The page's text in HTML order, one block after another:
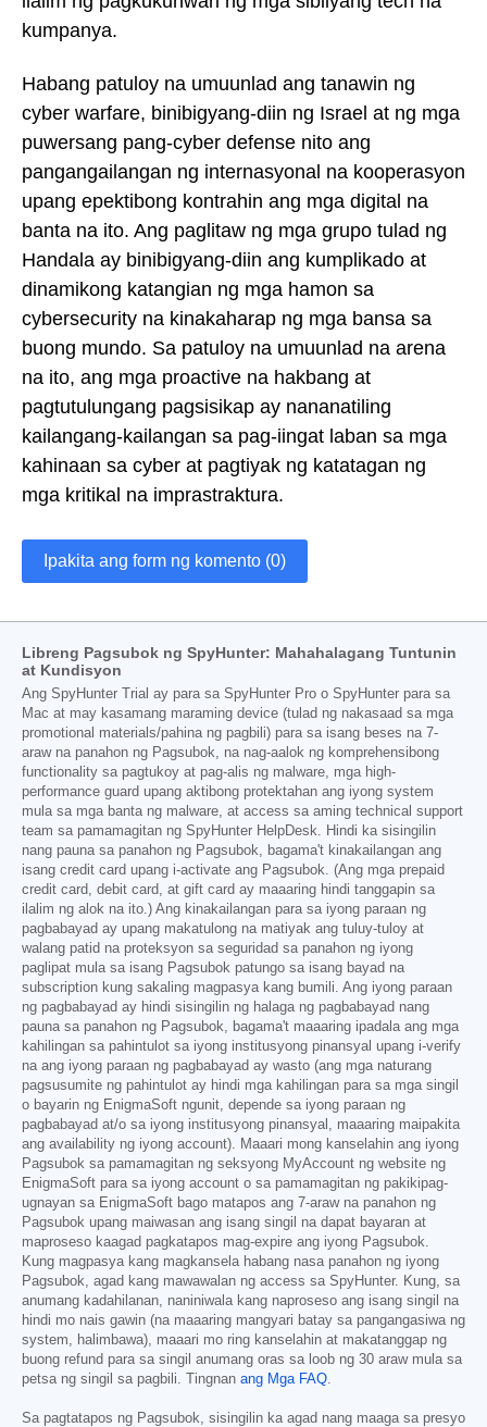
kumpanya.
Habang patuloy na umuunlad ang tanawin ng
cyber warfare, binibigyang-diin ng Israel at ng mga
puwersang pang-cyber defense nito ang
pangangailangan ng internasyonal na kooperasyon
upang epektibong kontrahin ang mga digital na
banta na ito. Ang paglitaw ng mga grupo tulad ng
Handala ay binibigyang-diin ang kumplikado at
dinamikong katangian ng mga hamon sa
cybersecurity na kinakaharap ng mga bansa sa
buong mundo. Sa patuloy na umuunlad na arena
na ito, ang mga proactive na hakbang at
pagtutulungang pagsisikap ay nananatiling
kailangang-kailangan sa pag-iingat laban sa mga
kahinaan sa cyber at pagtiyak ng katatagan ng
mga kritikal na imprastraktura.
Ipakita ang form ng komento (0)
Libreng Pagsubok ng SpyHunter: Mahahalagang Tuntunin
at Kundisyon
Ang SpyHunter Trial ay para sa SpyHunter Pro o SpyHunter para sa
Mac at may kasamang maraming device (tulad ng nakasaad sa mga
promotional materials/pahina ng pagbili) para sa isang beses na 7-
araw na panahon ng Pagsubok, na nag-aalok ng komprehensibong
functionality sa pagtukoy at pag-alis ng malware, mga high-
performance guard upang aktibong protektahan ang iyong system
mula sa mga banta ng malware, at access sa aming technical support
team sa pamamagitan ng SpyHunter HelpDesk. Hindi ka sisingilin
nang pauna sa panahon ng Pagsubok, bagama't kinakailangan ang
isang credit card upang i-activate ang Pagsubok. (Ang mga prepaid
credit card, debit card, at gift card ay maaaring hindi tanggapin sa
ilalim ng alok na ito.) Ang kinakailangan para sa iyong paraan ng
pagbabayad ay upang makatulong na matiyak ang tuluy-tuloy at
walang patid na proteksyon sa seguridad sa panahon ng iyong
paglipat mula sa isang Pagsubok patungo sa isang bayad na
subscription kung sakaling magpasya kang bumili. Ang iyong paraan
ng pagbabayad ay hindi sisingilin ng halaga ng pagbabayad nang
pauna sa panahon ng Pagsubok, bagama't maaaring ipadala ang mga
kahilingan sa pahintulot sa iyong institusyong pinansyal upang i-verify
na ang iyong paraan ng pagbabayad ay wasto (ang mga naturang
pagsusumite ng pahintulot ay hindi mga kahilingan para sa mga singil
o bayarin ng EnigmaSoft ngunit, depende sa iyong paraan ng
pagbabayad at/o sa iyong institusyong pinansyal, maaaring maipakita
ang availability ng iyong account). Maaari mong kanselahin ang iyong
Pagsubok sa pamamagitan ng seksyong MyAccount ng website ng
EnigmaSoft para sa iyong account o sa pamamagitan ng pakikipag-
ugnayan sa EnigmaSoft bago matapos ang 7-araw na panahon ng
Pagsubok upang maiwasan ang isang singil na dapat bayaran at
maproseso kaagad pagkatapos mag-expire ang iyong Pagsubok.
Kung magpasya kang magkansela habang nasa panahon ng iyong
Pagsubok, agad kang mawawalan ng access sa SpyHunter. Kung, sa
anumang kadahilanan, naniniwala kang naproseso ang isang singil na
hindi mo nais gawin (na maaaring mangyari batay sa pangangasiwa ng
system, halimbawa), maaari mo ring kanselahin at makatanggap ng
buong refund para sa singil anumang oras sa loob ng 30 araw mula sa
petsa ng singil sa pagbili. Tingnan ang Mga FAQ
Sa pagtatapos ng Pagsubok, sisingilin ka agad nang maaga sa presyo